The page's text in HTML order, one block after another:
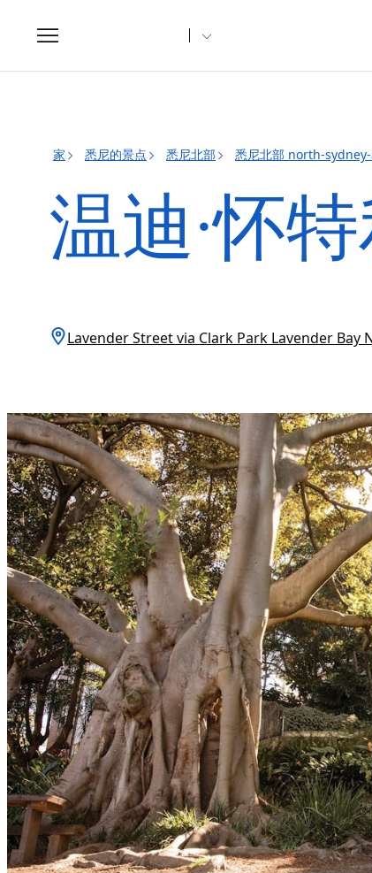
Toggle
navigation
家 悉尼的景点 悉尼北部 悉尼北部 north-
温迪·怀
Lavender Street via Clark Park Lavender Bay